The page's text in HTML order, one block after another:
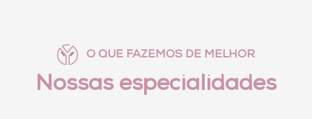
O QUE FAZEMOS DE MELHOR
Nossas especialidades